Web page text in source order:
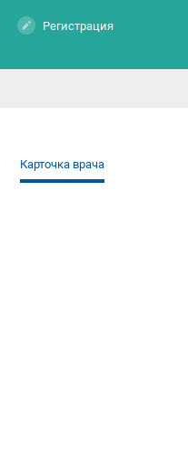
Регистрация
Карточка врача